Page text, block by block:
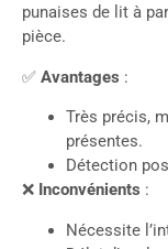
punaises de lit à
pièce.
✅ Avantages :
Très précis,
présentes.
Détection
❌ Inconvénients :
Nécessite